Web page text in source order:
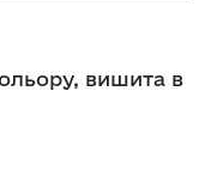
вишита в